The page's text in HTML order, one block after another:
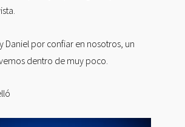
Daniel por confiar en nosotros, un
dentro de muy poco.